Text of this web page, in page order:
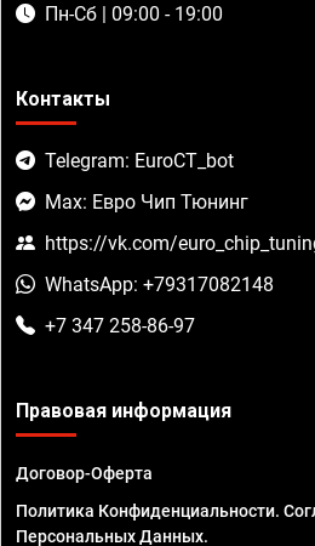
Пн-Сб | 09:00 - 19:00
Контакты
Telegram: EuroCT_bot
Max: Евро Чип Тюнинг
https://vk.com/
WhatsApp: +79317082148
+7 347 258-86-97
Правовая информация
Договор-Оферта
Политика Конфиденциальности.
Персональных Данных.